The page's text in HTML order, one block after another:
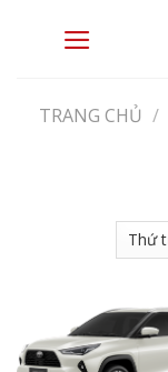
TRANG CHỦ /